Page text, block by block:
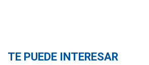
TE PUEDE INTERESAR